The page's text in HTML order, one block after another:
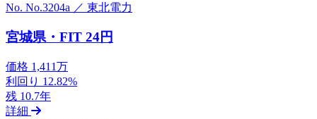
No. No.3204a ／ 東北電力
宮城県・FIT 24円
価格 1,411万
利回り 12.82%
残 10.7年
詳細